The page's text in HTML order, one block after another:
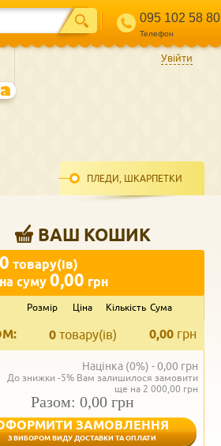
095 102 58 80
Телефон
ПЛЕДИ, ШКАРПЕТКИ
Увійти
ВАШ КОШИК
0 товару(ів)
на суму0,00 грн
Розмір Ціна Кількість Сума
0,00 грн
0 товару(ів)
Націнка (0%) -0,00 грн
До знижки -5% Вам залишилося замовити
ще на 2 000,00 грн
Разом: 0,00 грн
ЗАМОВЛЕННЯ
З ВИБОРОМ ВИДУ ДОСТАВКИ ТА ОПЛАТИ